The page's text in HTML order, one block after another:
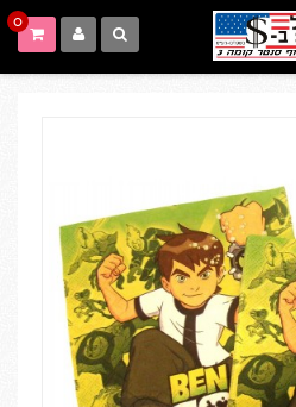
0